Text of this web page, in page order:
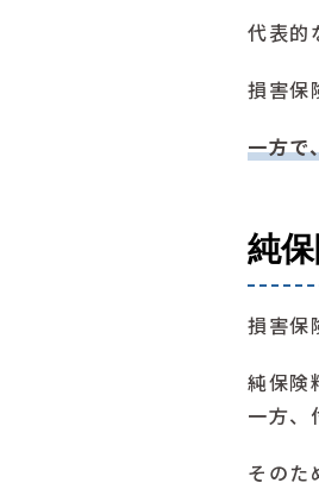
代表的
損害保
一方で
純
損害保
純保険
一方、
そのた